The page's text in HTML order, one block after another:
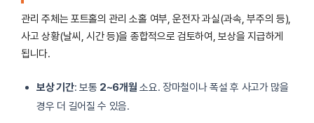
관리 주체는 포트홀의 관리 소홀 여부, 운전자 과실(과속, 부주의 등),
사고 상황(날씨, 시간 등)을 종합적으로 검토하여, 보상을 지급하게
됩니다.
보상 기간: 보통 2~6개월 소요. 장마철이나 폭설 후 사고가 많을
경우 더 길어질 수 있음.